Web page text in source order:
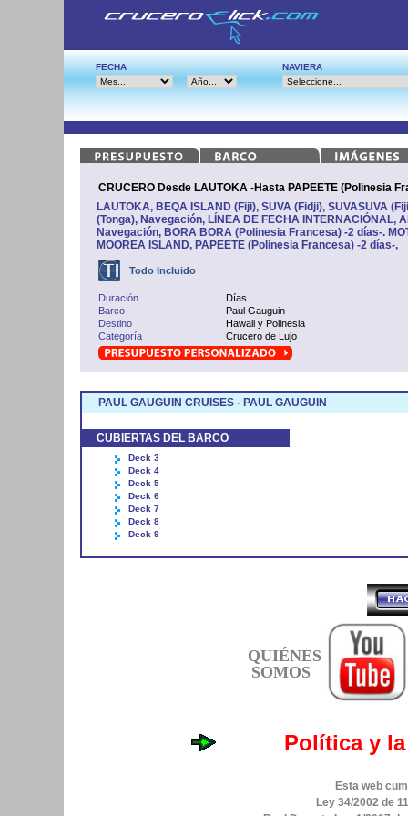
FECHA NAVIERA
CRUCERO Desde LAUTOKA -Hasta PAPEETE (Polinesia
LAUTOKA, BEQA ISLAND (Fiji), SUVA (Fidji), SUVASUVA
(Tonga), Navegación, LÍNEA DE FECHA INTERNACIÓNAL,
Navegación, BORA BORA (Polinesia Francesa) -2 días-.
MOOREA ISLAND, PAPEETE (Polinesia Francesa) -2 días-,
Todo Incluido
Duración
Días
Barco
Paul Gauguin
Destino
Hawaii y Polinesia
Categoría
Crucero de Lujo
PAUL GAUGUIN CRUISES - PAUL GAUGUIN
CUBIERTAS DEL BARCO
Deck 3
Deck 4
Deck 5
Deck 6
Deck 7
Deck 8
Deck 9
QUIÉNES
SOMOS
Política y
Esta web
Ley 34/2002 de